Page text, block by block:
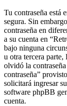
Tu contraseña está
segura. Sin
contraseña en
a su cuenta en
bajo ninguna
u otra tercera parte,
olvidó la
contraseña”
solicitará ingresar
software phpBB
cuenta.